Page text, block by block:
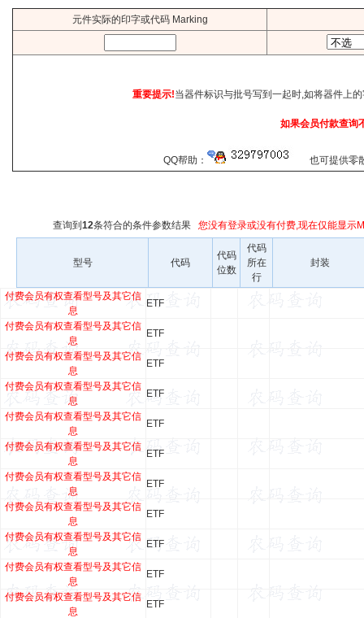
元件实际的印字或代码 Marking
重要提示!当器件标识与批号写到一起时,如将器件上
如果会员付款查询
QQ帮助： 也可提供零
查询到 12条符合的条件参数结果 您没有登录或没有付费,现在仅能显示
型号 代码
代码
位数
代码
所在
行
封装
付费会员有权查看型号及其它信
息
ETF
付费会员有权查看型号及其它信
息
ETF
付费会员有权查看型号及其它信
息
ETF
付费会员有权查看型号及其它信
息
ETF
付费会员有权查看型号及其它信
息
ETF
付费会员有权查看型号及其它信
息
ETF
付费会员有权查看型号及其它信
息
ETF
付费会员有权查看型号及其它信
息
ETF
付费会员有权查看型号及其它信
息
ETF
付费会员有权查看型号及其它信
息
ETF
付费会员有权查看型号及其它信
息
ETF